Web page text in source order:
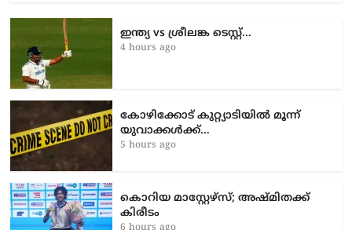
ഇന്ത്യ vs ശ്രീലങ്ക ടെസ്റ്റ്…
4 hours ago
കോഴിക്കോട് കുറ്റ്യാടിയിൽ മൂന്ന്
യുവാക്കൾക്ക്…
5 hours ago
കൊറിയ മാസ്റ്റേഴ്സ്; അഷ്മിതക്ക്
കിരീടം